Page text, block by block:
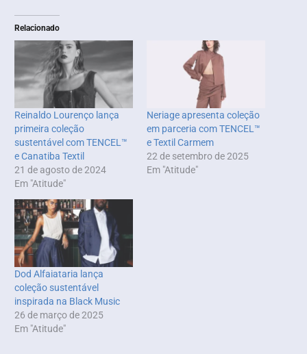
Relacionado
Reinaldo Lourenço lança
primeira coleção
sustentável com TENCEL™
e Canatiba Textil
21 de agosto de 2024
Em "Atitude"
Neriage apresenta coleção
em parceria com TENCEL™
e Textil Carmem
22 de setembro de 2025
Em "Atitude"
Dod Alfaiataria lança
coleção sustentável
inspirada na Black Music
26 de março de 2025
Em "Atitude"